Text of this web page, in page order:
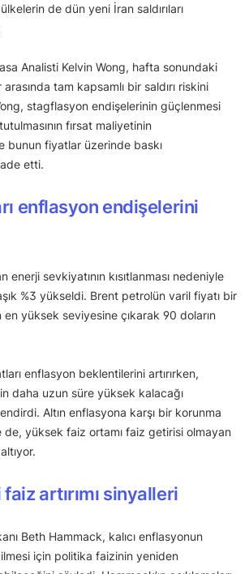
de dün yeni İran saldırıları
Analisti Kelvin Wong, hafta sonundaki
tam kapsamlı bir saldırı riskini
stagflasyon endişelerinin güçlenmesi
fırsat maliyetinin
bunun fiyatlar üzerinde baskı
etti.
enflasyon endişelerini
enerji sevkiyatının kısıtlanması nedeniyle
%3 yükseldi. Brent petrolün varil fiyatı bir
yüksek seviyesine çıkarak 90 doların
enflasyon beklentilerini artırırken,
daha uzun süre yüksek kalacağı
Altın enflasyona karşı bir korunma
de, yüksek faiz ortamı faiz getirisi olmayan
faiz artırımı sinyalleri
Beth Hammack, kalıcı enflasyonun
için politika faizinin yeniden